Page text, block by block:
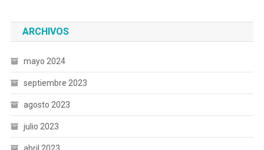
ARCHIVOS
mayo 2024
septiembre 2023
agosto 2023
julio 2023